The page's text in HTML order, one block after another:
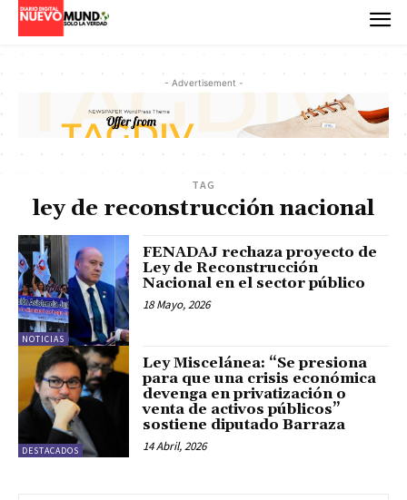
- Advertisement -
TAG
ley de reconstrucción nacional
NOTICIAS
FENADAJ rechaza proyecto de
Ley de Reconstrucción
Nacional en el sector público
18 Mayo, 2026
DESTACADOS
Ley Miscelánea: “Se presiona
para que una crisis económica
devenga en privatización o
venta de activos públicos”
sostiene diputado Barraza
14 Abril, 2026